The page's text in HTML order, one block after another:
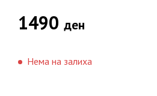
1490 ден
Нема на залиха